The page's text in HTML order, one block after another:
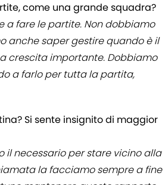
come una grande squadra?
a fare le partite. Non dobbiamo
anche saper gestire quando è il
crescita importante. Dobbiamo
a farlo per tutta la partita,
Si sente insignito di maggior
necessario per stare vicino alla
la facciamo sempre a fine